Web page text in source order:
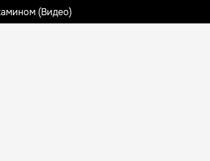
(Видео)